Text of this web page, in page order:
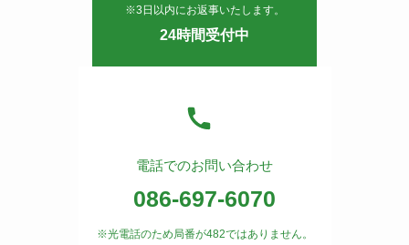
※3日以内にお返事いたします。
24時間受付中
電話でのお問い合わせ
086-697-6070
※光電話のため局番が482ではありません。